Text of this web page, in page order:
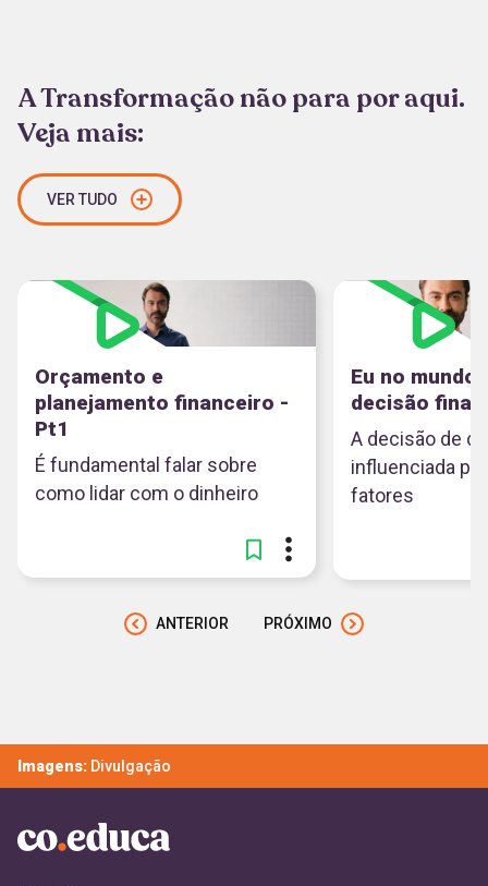
A Transformação não para por aqui.
Veja mais:
VER TUDO
Orçamento e
planejamento financeiro -
Pt1
É fundamental falar sobre
como lidar com o dinheiro
Eu no
decisão
A decisão de
influenciada
fatores
ANTERIOR PRÓXIMO
Imagens: Divulgação